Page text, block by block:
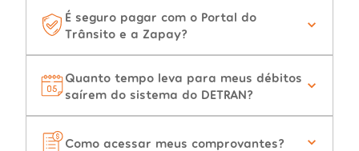
É seguro pagar com o Portal do
Trânsito e a Zapay?
Quanto tempo leva para meus débitos
saírem do sistema do DETRAN?
Como acessar meus comprovantes?